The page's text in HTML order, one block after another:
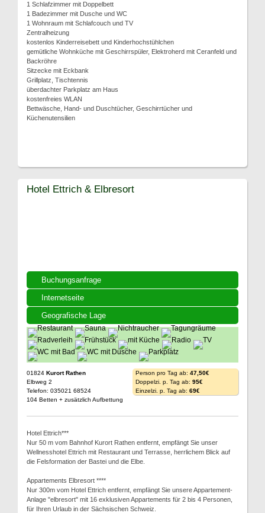
1 Schlafzimmer mit Doppelbett
1 Badezimmer mit Dusche und WC
1 Wohnraum mit Schlafcouch und TV
Zentralheizung
kostenlos Kinderreisebett und Kinderhochstühlchen
gemütliche Wohnküche mit Geschirrspüler, Elektroherd mit Ceranfeld und
Backröhre
Sitzecke mit Eckbank
Grillplatz, Tischtennis
überdachter Parkplatz am Haus
kostenfreies WLAN
Bettwäsche, Hand- und Duschtücher, Geschirrtücher und
Küchenutensilien
Buchungsanfrage
Internetseite
Geografische Lage
Hotel Ettrich & Elbresort
01824 Kurort Rathen
Elbweg 2
Telefon: 035021 68524
104 Betten + zusätzlich Aufbettung
Person pro Tag ab: 47,50€
Doppelzi. p. Tag ab: 95€
Einzelzi. p. Tag ab: 69€
Hotel Ettrich***
Nur 50 m vom Bahnhof Kurort Rathen entfernt, empfängt Sie unser
Wellnesshotel Ettrich mit Restaurant und Terrasse, herrlichem Blick auf
die Felsformation der Bastei und die Elbe.
Appartements Elbresort ****
Nur 300m vom Hotel Ettrich entfernt, empfängt Sie unsere Appartement-
Anlage "elbresort" mit 16 exklusiven Appartements für 2 bis 4 Personen,
für Ihren Urlaub in der Sächsischen Schweiz.